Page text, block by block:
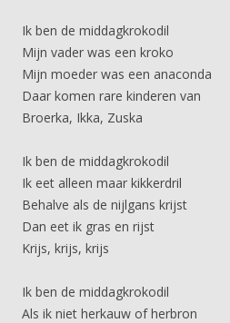
Ik ben de middagkrokodil
Mijn vader was een kroko
Mijn moeder was een anaconda
Daar komen rare kinderen van
Broerka, Ikka, Zuska
Ik ben de middagkrokodil
Ik eet alleen maar kikkerdril
Behalve als de nijlgans krijst
Dan eet ik gras en rijst
Krijs, krijs, krijs
Ik ben de middagkrokodil
Als ik niet herkauw of herbron